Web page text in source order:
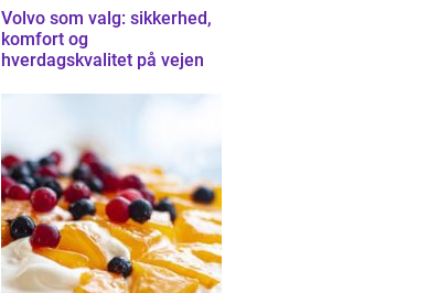
Volvo som valg: sikkerhed,
komfort og
hverdagskvalitet på vejen